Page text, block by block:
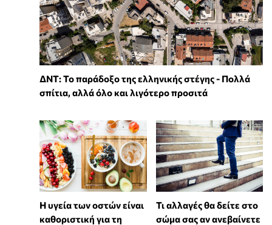
ΔΝΤ: Το παράδοξο της ελληνικής στέγης - Πολλά
σπίτια, αλλά όλο και λιγότερο προσιτά
Η υγεία των οστών είναι
καθοριστική για τη
Τι αλλαγές θα δείτε στο
σώμα σας αν ανεβαίνετε